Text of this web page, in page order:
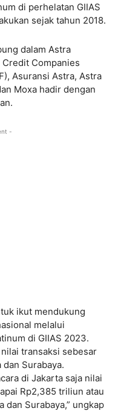
di perhelatan GIIAS
sejak tahun 2018.
dalam Astra
Credit Companies
Asuransi Astra, Astra
Moxa hadir dengan
-
ikut mendukung
melalui
di GIIAS 2023.
transaksi sebesar
Surabaya.
di Jakarta saja nilai
Rp2,385 triliun atau
dan Surabaya,” ungkap